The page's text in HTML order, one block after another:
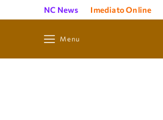
NC News Imediato Online
Menu